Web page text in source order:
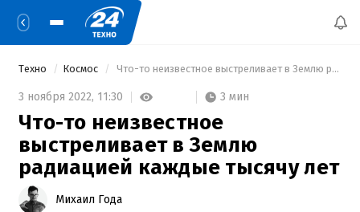
Техно Космос Что-то неизвестное выстреливает в Землю радиацией каждые тысячу лет
3 ноября 2022, 11:30 3 мин
Что-то неизвестное
выстреливает в Землю
радиацией каждые тысячу лет
Михаил Года